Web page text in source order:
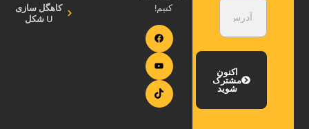
اکنون
مشترک
شوید
کنیم!
کاهگل سازی
U شکل